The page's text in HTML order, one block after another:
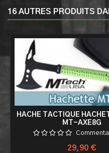
16 AUTRES PRODUITS
HACHE TACTIQUE
MT-AXE8G
Prix
29,90 €